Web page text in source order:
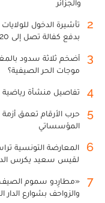
والجزائر
2
بدفع كفالة تصل إلى 20 ألف دولار
3
أضخم ثلاثة سدود
موجات الحر الصيفية؟
4 تفاصيل منشأة رياضية
5
حرب الأرقام تعمق
المؤسساتي
6
المعارضة التونسية
لقيس سعيد يكرس
7
«مطارِدو سموم
والزواحف بشوارع الدار